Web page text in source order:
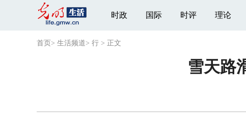
时政 国际 时评 理论
首页 > 生活频道> 行 > 正文
雪天路